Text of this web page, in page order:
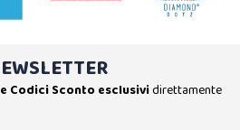
Codici Sconto esclusividirettamente